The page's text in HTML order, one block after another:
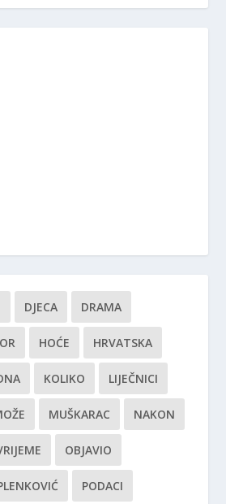
DJECA DRAMA
HOĆE HRVATSKA
KOLIKO LIJEČNICI
MUŠKARAC NAKON
OBJAVIO
PODACI